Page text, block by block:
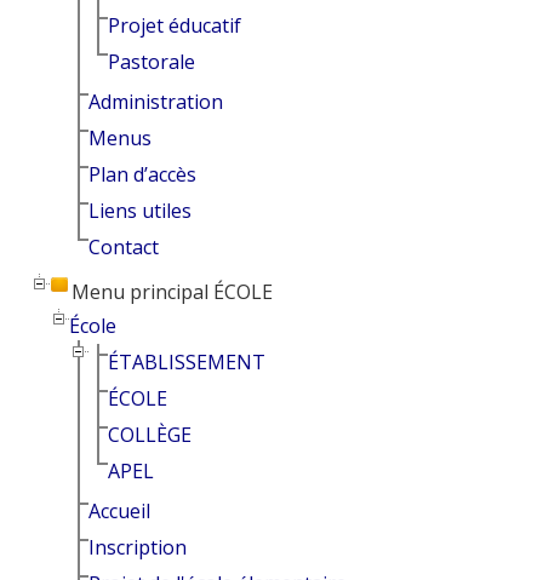
Projet éducatif
Pastorale
Administration
Menus
Plan d’accès
Liens utiles
Contact
Menu principal ÉCOLE
École
ÉTABLISSEMENT
ÉCOLE
COLLÈGE
APEL
Accueil
Inscription